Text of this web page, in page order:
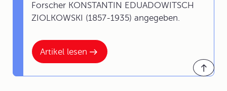
Artikel lesen
Forscher KONSTANTIN EDUADOWITSCH
ZIOLKOWSKI (1857-1935) angegeben.